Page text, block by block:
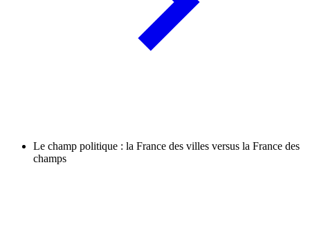
Le champ politique : la France des villes versus la France des
champs